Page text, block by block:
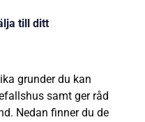
till ditt
grunder du kan
samt ger råd
Nedan finner du de